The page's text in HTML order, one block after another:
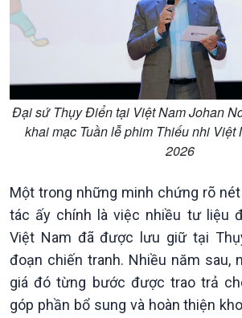
360 độ Sức khỏe
Chuyển đổi Xanh
Tài nguyên và Môi trường
Chuyên gia của bạn
Xã hội chuyển động
Bước chân đến trường
Khoa
Kết nối
Sống
khí hậu
Đại sứ Thụy Điển tại Việt Nam Johan
khai mạc Tuần lễ phim Thiếu nhi
2026
Một trong những minh chứng rõ
tác ấy chính là việc nhiều tư liệu
Việt Nam đã được lưu giữ tại
đoạn chiến tranh. Nhiều năm sau,
giá đó từng bước được trao trả
góp phần bổ sung và hoàn thiện